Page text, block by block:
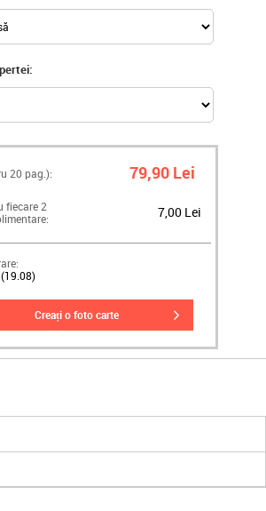
20 pag.): 79,90 Lei
fiecare 2
7,00 Lei
creați o foto carte